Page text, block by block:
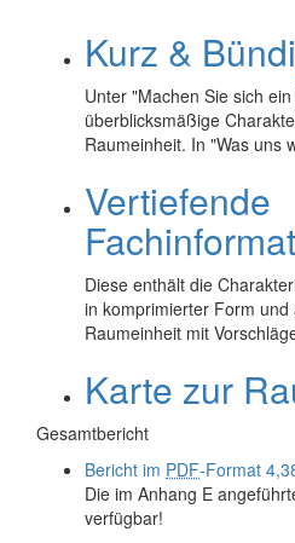
Kurz &
Unter "Machen Sie sich
überblicksmäßige
Raumeinheit. In "Was uns
Vertiefende
Diese enthält die
in komprimierter Form
Raumeinheit mit
Karte zur
Gesamtbericht
Bericht im PDF-Format
Die im Anhang E
verfügbar!